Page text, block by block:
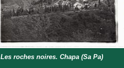
Les roches noires. Chapa (Sa Pa)